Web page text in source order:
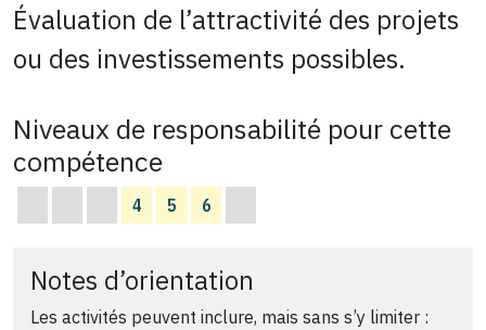
Évaluation de l’attractivité des projets
ou des investissements possibles.
Niveaux de responsabilité pour cette
compétence
4 5 6
Notes d’orientation
Les activités peuvent inclure, mais sans s’y limiter :